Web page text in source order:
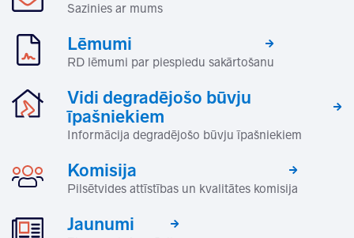
Sazinies ar mums
Lēmumi
RD lēmumi par piespiedu sakārtošanu
Vidi degradējošo būvju
īpašniekiem
Informācija degradējošo būvju īpašniekiem
Komisija
Pilsētvides attīstības un kvalitātes komisija
Jaunumi